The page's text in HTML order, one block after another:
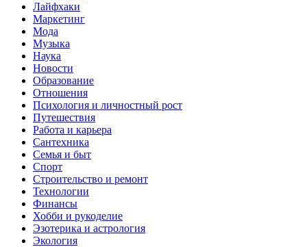
Лайфхаки
Маркетинг
Мода
Музыка
Наука
Новости
Образование
Отношения
Психология и личностный рост
Путешествия
Работа и карьера
Сантехника
Семья и быт
Спорт
Строительство и ремонт
Технологии
Финансы
Хобби и рукоделие
Эзотерика и астрология
Экология